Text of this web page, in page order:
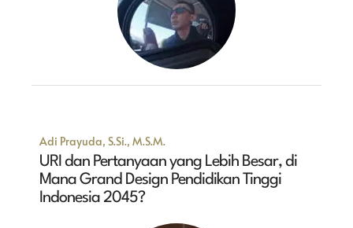
Adi Prayuda, S.Si., M.S.M.
URI dan Pertanyaan yang Lebih Besar, di
Mana Grand Design Pendidikan Tinggi
Indonesia 2045?